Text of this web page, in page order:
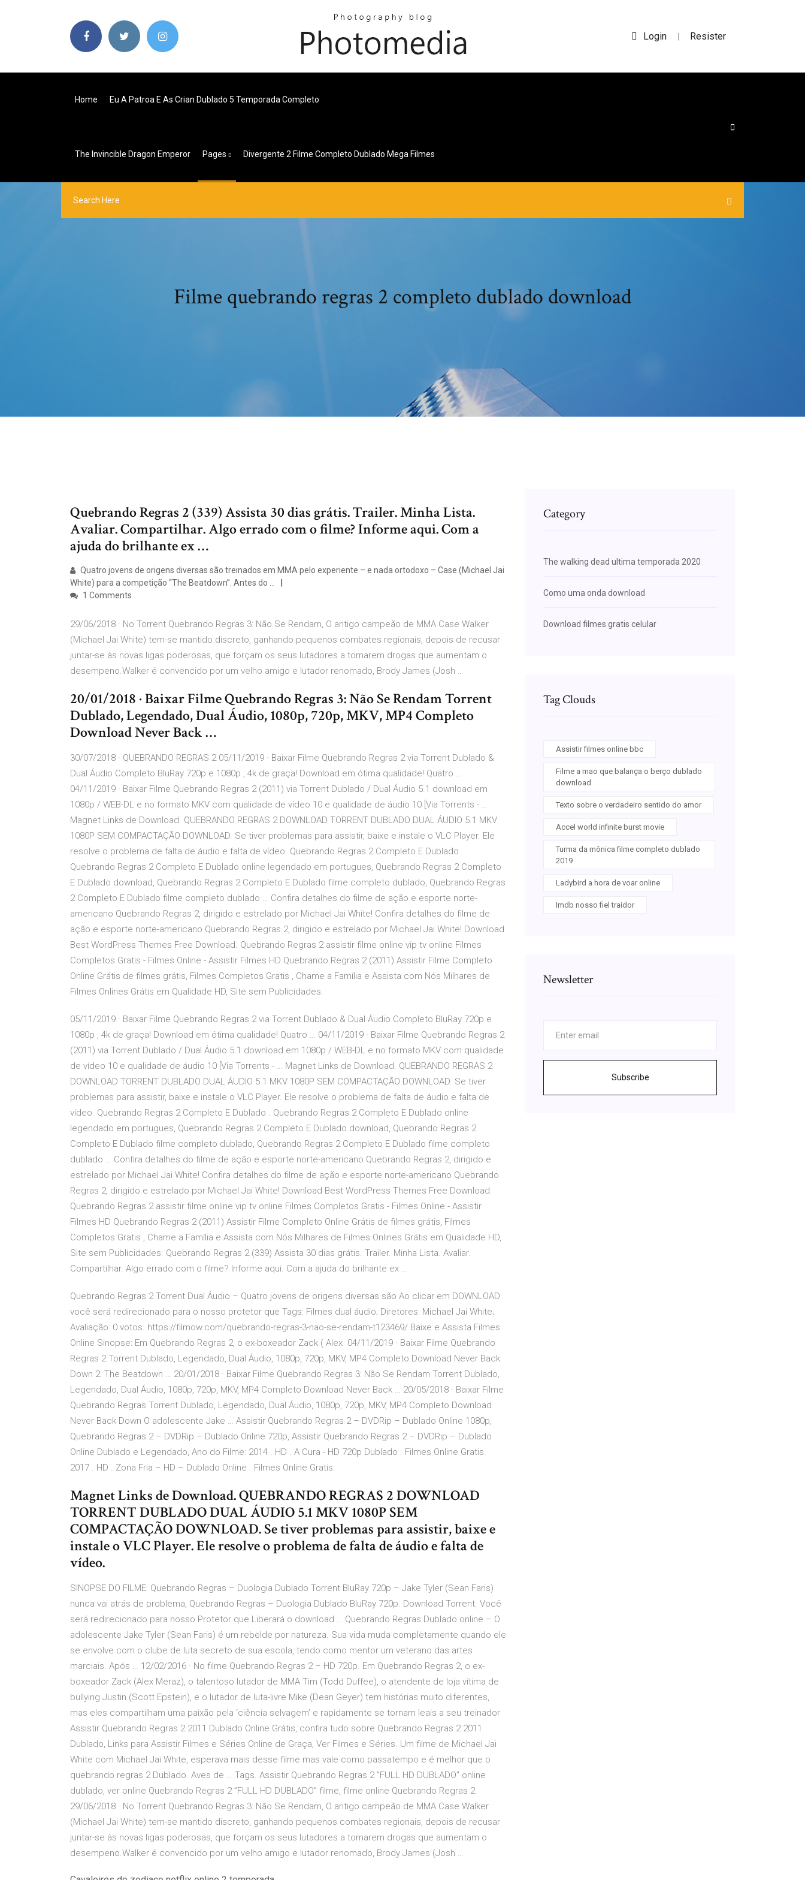
Login | Resister
Home Eu A Patroa E As Crian Dublado 5 Temporada Completo
The Invincible Dragon Emperor Pages Divergente 2 Filme Completo Dublado Mega Filmes
Filme quebrando regras 2 completo dublado download
Quebrando Regras 2 (339) Assista 30 dias grátis. Trailer. Minha Lista.
Avaliar. Compartilhar. Algo errado com o filme? Informe aqui. Com a
ajuda do brilhante ex …
Quatro jovens de origens diversas são treinados em MMA pelo experiente – e nada ortodoxo – Case (Michael Jai
White) para a competição “The Beatdown”. Antes do …
1 Comments
29/06/2018 · No Torrent Quebrando Regras 3: Não Se Rendam, O antigo campeão de MMA Case Walker
(Michael Jai White) tem-se mantido discreto, ganhando pequenos combates regionais, depois de recusar
juntar-se às novas ligas poderosas, que forçam os seus lutadores a tomarem drogas que aumentam o
desempeno.Walker é convencido por um velho amigo e lutador renomado, Brody James (Josh …
20/01/2018 · Baixar Filme Quebrando Regras 3: Não Se Rendam Torrent
Dublado, Legendado, Dual Áudio, 1080p, 720p, MKV, MP4 Completo
Download Never Back …
30/07/2018 · QUEBRANDO REGRAS 2 05/11/2019 · Baixar Filme Quebrando Regras 2 via Torrent Dublado &
Dual Áudio Completo BluRay 720p e 1080p , 4k de graça! Download em ótima qualidade! Quatro …
04/11/2019 · Baixar Filme Quebrando Regras 2 (2011) via Torrent Dublado / Dual Áudio 5.1 download em
1080p / WEB-DL e no formato MKV com qualidade de vídeo 10 e qualidade de áudio 10 [Via Torrents - …
Magnet Links de Download. QUEBRANDO REGRAS 2 DOWNLOAD TORRENT DUBLADO DUAL ÁUDIO 5.1 MKV
1080P SEM COMPACTAÇÃO DOWNLOAD. Se tiver problemas para assistir, baixe e instale o VLC Player. Ele
resolve o problema de falta de áudio e falta de vídeo. Quebrando Regras 2 Completo E Dublado .
Quebrando Regras 2 Completo E Dublado online legendado em portugues, Quebrando Regras 2 Completo
E Dublado download, Quebrando Regras 2 Completo E Dublado filme completo dublado, Quebrando Regras
2 Completo E Dublado filme completo dublado … Confira detalhes do filme de ação e esporte norte-
americano Quebrando Regras 2, dirigido e estrelado por Michael Jai White! Confira detalhes do filme de
ação e esporte norte-americano Quebrando Regras 2, dirigido e estrelado por Michael Jai White! Download
Best WordPress Themes Free Download. Quebrando Regras 2 assistir filme online vip tv online Filmes
Completos Gratis - Filmes Online - Assistir Filmes HD Quebrando Regras 2 (2011) Assistir Filme Completo
Online Grátis de filmes grátis, Filmes Completos Gratis , Chame a Família e Assista com Nós Milhares de
Filmes Onlines Grátis em Qualidade HD, Site sem Publicidades.
05/11/2019 · Baixar Filme Quebrando Regras 2 via Torrent Dublado & Dual Áudio Completo BluRay 720p e
1080p , 4k de graça! Download em ótima qualidade! Quatro … 04/11/2019 · Baixar Filme Quebrando Regras 2
(2011) via Torrent Dublado / Dual Áudio 5.1 download em 1080p / WEB-DL e no formato MKV com qualidade
de vídeo 10 e qualidade de áudio 10 [Via Torrents - … Magnet Links de Download. QUEBRANDO REGRAS 2
DOWNLOAD TORRENT DUBLADO DUAL ÁUDIO 5.1 MKV 1080P SEM COMPACTAÇÃO DOWNLOAD. Se tiver
problemas para assistir, baixe e instale o VLC Player. Ele resolve o problema de falta de áudio e falta de
vídeo. Quebrando Regras 2 Completo E Dublado . Quebrando Regras 2 Completo E Dublado online
legendado em portugues, Quebrando Regras 2 Completo E Dublado download, Quebrando Regras 2
Completo E Dublado filme completo dublado, Quebrando Regras 2 Completo E Dublado filme completo
dublado … Confira detalhes do filme de ação e esporte norte-americano Quebrando Regras 2, dirigido e
estrelado por Michael Jai White! Confira detalhes do filme de ação e esporte norte-americano Quebrando
Regras 2, dirigido e estrelado por Michael Jai White! Download Best WordPress Themes Free Download.
Quebrando Regras 2 assistir filme online vip tv online Filmes Completos Gratis - Filmes Online - Assistir
Filmes HD Quebrando Regras 2 (2011) Assistir Filme Completo Online Grátis de filmes grátis, Filmes
Completos Gratis , Chame a Família e Assista com Nós Milhares de Filmes Onlines Grátis em Qualidade HD,
Site sem Publicidades. Quebrando Regras 2 (339) Assista 30 dias grátis. Trailer. Minha Lista. Avaliar.
Compartilhar. Algo errado com o filme? Informe aqui. Com a ajuda do brilhante ex …
Quebrando Regras 2 Torrent Dual Áudio – Quatro jovens de origens diversas são Ao clicar em DOWNLOAD
você será redirecionado para o nosso protetor que Tags: Filmes dual áudio; Diretores: Michael Jai White;
Avaliação: 0 votos. https://filmow.com/quebrando-regras-3-nao-se-rendam-t123469/ Baixe e Assista Filmes
Online Sinopse: Em Quebrando Regras 2, o ex-boxeador Zack ( Alex 04/11/2019 · Baixar Filme Quebrando
Regras 2 Torrent Dublado, Legendado, Dual Áudio, 1080p, 720p, MKV, MP4 Completo Download Never Back
Down 2: The Beatdown … 20/01/2018 · Baixar Filme Quebrando Regras 3: Não Se Rendam Torrent Dublado,
Legendado, Dual Áudio, 1080p, 720p, MKV, MP4 Completo Download Never Back … 20/05/2018 · Baixar Filme
Quebrando Regras Torrent Dublado, Legendado, Dual Áudio, 1080p, 720p, MKV, MP4 Completo Download
Never Back Down O adolescente Jake … Assistir Quebrando Regras 2 – DVDRip – Dublado Online 1080p,
Quebrando Regras 2 – DVDRip – Dublado Online 720p, Assistir Quebrando Regras 2 – DVDRip – Dublado
Online Dublado e Legendado, Ano do Filme: 2014 . HD . A Cura - HD 720p Dublado . Filmes Online Gratis.
2017 . HD . Zona Fria – HD – Dublado Online . Filmes Online Gratis.
Magnet Links de Download. QUEBRANDO REGRAS 2 DOWNLOAD
TORRENT DUBLADO DUAL ÁUDIO 5.1 MKV 1080P SEM
COMPACTAÇÃO DOWNLOAD. Se tiver problemas para assistir, baixe e
instale o VLC Player. Ele resolve o problema de falta de áudio e falta de
vídeo.
SINOPSE DO FILME: Quebrando Regras – Duologia Dublado Torrent BluRay 720p – Jake Tyler (Sean Faris)
nunca vai atrás de problema, Quebrando Regras – Duologia Dublado BluRay 720p. Download Torrent. Você
será redirecionado para nosso Protetor que Liberará o download … Quebrando Regras Dublado online – O
adolescente Jake Tyler (Sean Faris) é um rebelde por natureza. Sua vida muda completamente quando ele
se envolve com o clube de luta secreto de sua escola, tendo como mentor um veterano das artes
marciais. Após … 12/02/2016 · No filme Quebrando Regras 2 – HD 720p. Em Quebrando Regras 2, o ex-
boxeador Zack (Alex Meraz), o talentoso lutador de MMA Tim (Todd Duffee), o atendente de loja vítima de
bullying Justin (Scott Epstein), e o lutador de luta-livre Mike (Dean Geyer) tem histórias muito diferentes,
mas eles compartilham uma paixão pela ‘ciência selvagem’ e rapidamente se tornam leais a seu treinador
Assistir Quebrando Regras 2 2011 Dublado Online Grátis, confira tudo sobre Quebrando Regras 2 2011
Dublado, Links para Assistir Filmes e Séries Online de Graça, Ver Filmes e Séries. Um filme de Michael Jai
White com Michael Jai White, esperava mais desse filme mas vale como passatempo e é melhor que o
quebrando regras 2 Dublado. Aves de … Tags. Assistir Quebrando Regras 2 ”FULL HD DUBLADO” online
dublado, ver online Quebrando Regras 2 ”FULL HD DUBLADO” filme, filme online Quebrando Regras 2
29/06/2018 · No Torrent Quebrando Regras 3: Não Se Rendam, O antigo campeão de MMA Case Walker
(Michael Jai White) tem-se mantido discreto, ganhando pequenos combates regionais, depois de recusar
juntar-se às novas ligas poderosas, que forçam os seus lutadores a tomarem drogas que aumentam o
desempeno.Walker é convencido por um velho amigo e lutador renomado, Brody James (Josh …
Category
The walking dead ultima temporada 2020
Como uma onda download
Download filmes gratis celular
Tag Clouds
Assistir filmes online bbc
Filme a mao que balança o berço dublado
download
Texto sobre o verdadeiro sentido do amor
Accel world infinite burst movie
Turma da mônica filme completo dublado
2019
Ladybird a hora de voar online
Imdb nosso fiel traidor
Newsletter
Subscribe